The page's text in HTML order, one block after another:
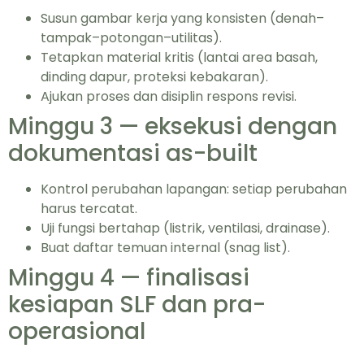
Susun gambar kerja yang konsisten (denah–
tampak–potongan–utilitas).
Tetapkan material kritis (lantai area basah,
dinding dapur, proteksi kebakaran).
Ajukan proses dan disiplin respons revisi.
Minggu 3 — eksekusi dengan
dokumentasi as-built
Kontrol perubahan lapangan: setiap perubahan
harus tercatat.
Uji fungsi bertahap (listrik, ventilasi, drainase).
Buat daftar temuan internal (snag list).
Minggu 4 — finalisasi
kesiapan SLF dan pra-
operasional